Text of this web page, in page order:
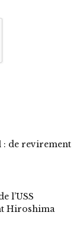
: de revirement
l’USS
Hiroshima